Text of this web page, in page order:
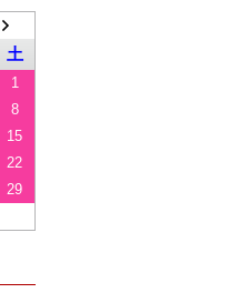
土
1
8
15
22
29